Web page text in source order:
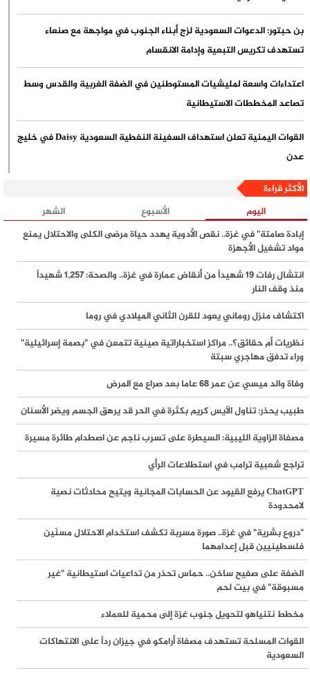
بن حبتور: الدعوات السعودية لزج أبناء الجنوب في مواجهة مع صنعاء
تستهدف تكريس التبعية وإدامة الانقسام
اعتداءات واسعة لمليشيات المستوطنين في الضفة الغربية والقدس وسط
تصاعد المخططات الاستيطانية
القوات اليمنية تعلن استهداف السفينة النفطية السعودية Daisy في خليج
عدن
حماس: ننتظر رد ملادينوف الرسمي على خارطة طريق المرحلة الثانية من
بجنوب لبنان
غزة على شفير الانهيار الشامل.. الثوابتة يحذر من "الانتظار القاتل" ويدعو
اللجنة الوطنية للتوجه فوراً إلى القطاع
القوات اليمنية تعلن استهداف سفينة "وفاء" السعودية أمام ينبع بعدد من
الصواريخ الباليستية
ورقة بحثية: تصاعد التعذيب والتجويع بحق الأسرى الفلسطينيين خلال تموز
وارتفاع أعداد المعتقلين إلى مستويات غير مسبوقة
الشيخ قاسم: الخيار الوحيد أمام العدو هو الانسحاب الكامل وسينسحب ولن
يستقر في لبنان
آلاف المفقودين تحت الأنقاض.. انتشال 8 شهداء من جنوب مدينة غزة
فلسطينيًا منذ بدء سريانه
القوات اليمنية تقصف هدفاً سعودياً حساساً في مطار نجران
الأكثر قراءة
اليوم
الأسبوع
الشهر
إبادة صامتة" في غزة.. نقص الأدوية يهدد حياة مرضى الكلى والاحتلال يمنع
مواد تشغيل الأجهزة
انتشال رفات 19 شهيداً من أنقاض عمارة في غزة.. والصحة: 1,257 شهيداً
منذ وقف النار
اكتشاف منزل روماني يعود للقرن الثاني الميلادي في روما
نظريات أم حقائق؟.. مراكز استخباراتية صينية تتمعن في "بصمة إسرائيلية"
وراء تدفق مهاجري سبتة
وفاة والد ميسي عن عمر 68 عاما بعد صراع مع المرض
طبيب يحذر: تناول الآيس كريم بكثرة في الحر قد يرهق الجسم ويضر الأسنان
مصفاة الزاوية الليبية: السيطرة على تسرب ناجم عن اصطدام طائرة مسيرة
تراجع شعبية ترامب في استطلاعات الرأي
ChatGPT يرفع القيود عن الحسابات المجانية ويتيح محادثات نصية
لامحدودة
"دروع بشرية" في غزة.. صورة مسربة تكشف استخدام الاحتلال مسنّين
فلسطينيين قبل إعدامهما
الضفة على صفيح ساخن.. حماس تحذر من تداعيات استيطانية "غير
مسبوقة" في بيت لحم
مخطط نتنياهو لتحويل جنوب غزة إلى محمية للعملاء
القوات المسلحة تستهدف مصفاة أرامكو في جيزان رداً على الانتهاكات
السعودية